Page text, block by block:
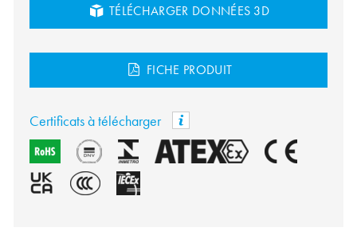
TÉLÉCHARGER DONNÉES 3D
FICHE PRODUIT
Certificats à télécharger